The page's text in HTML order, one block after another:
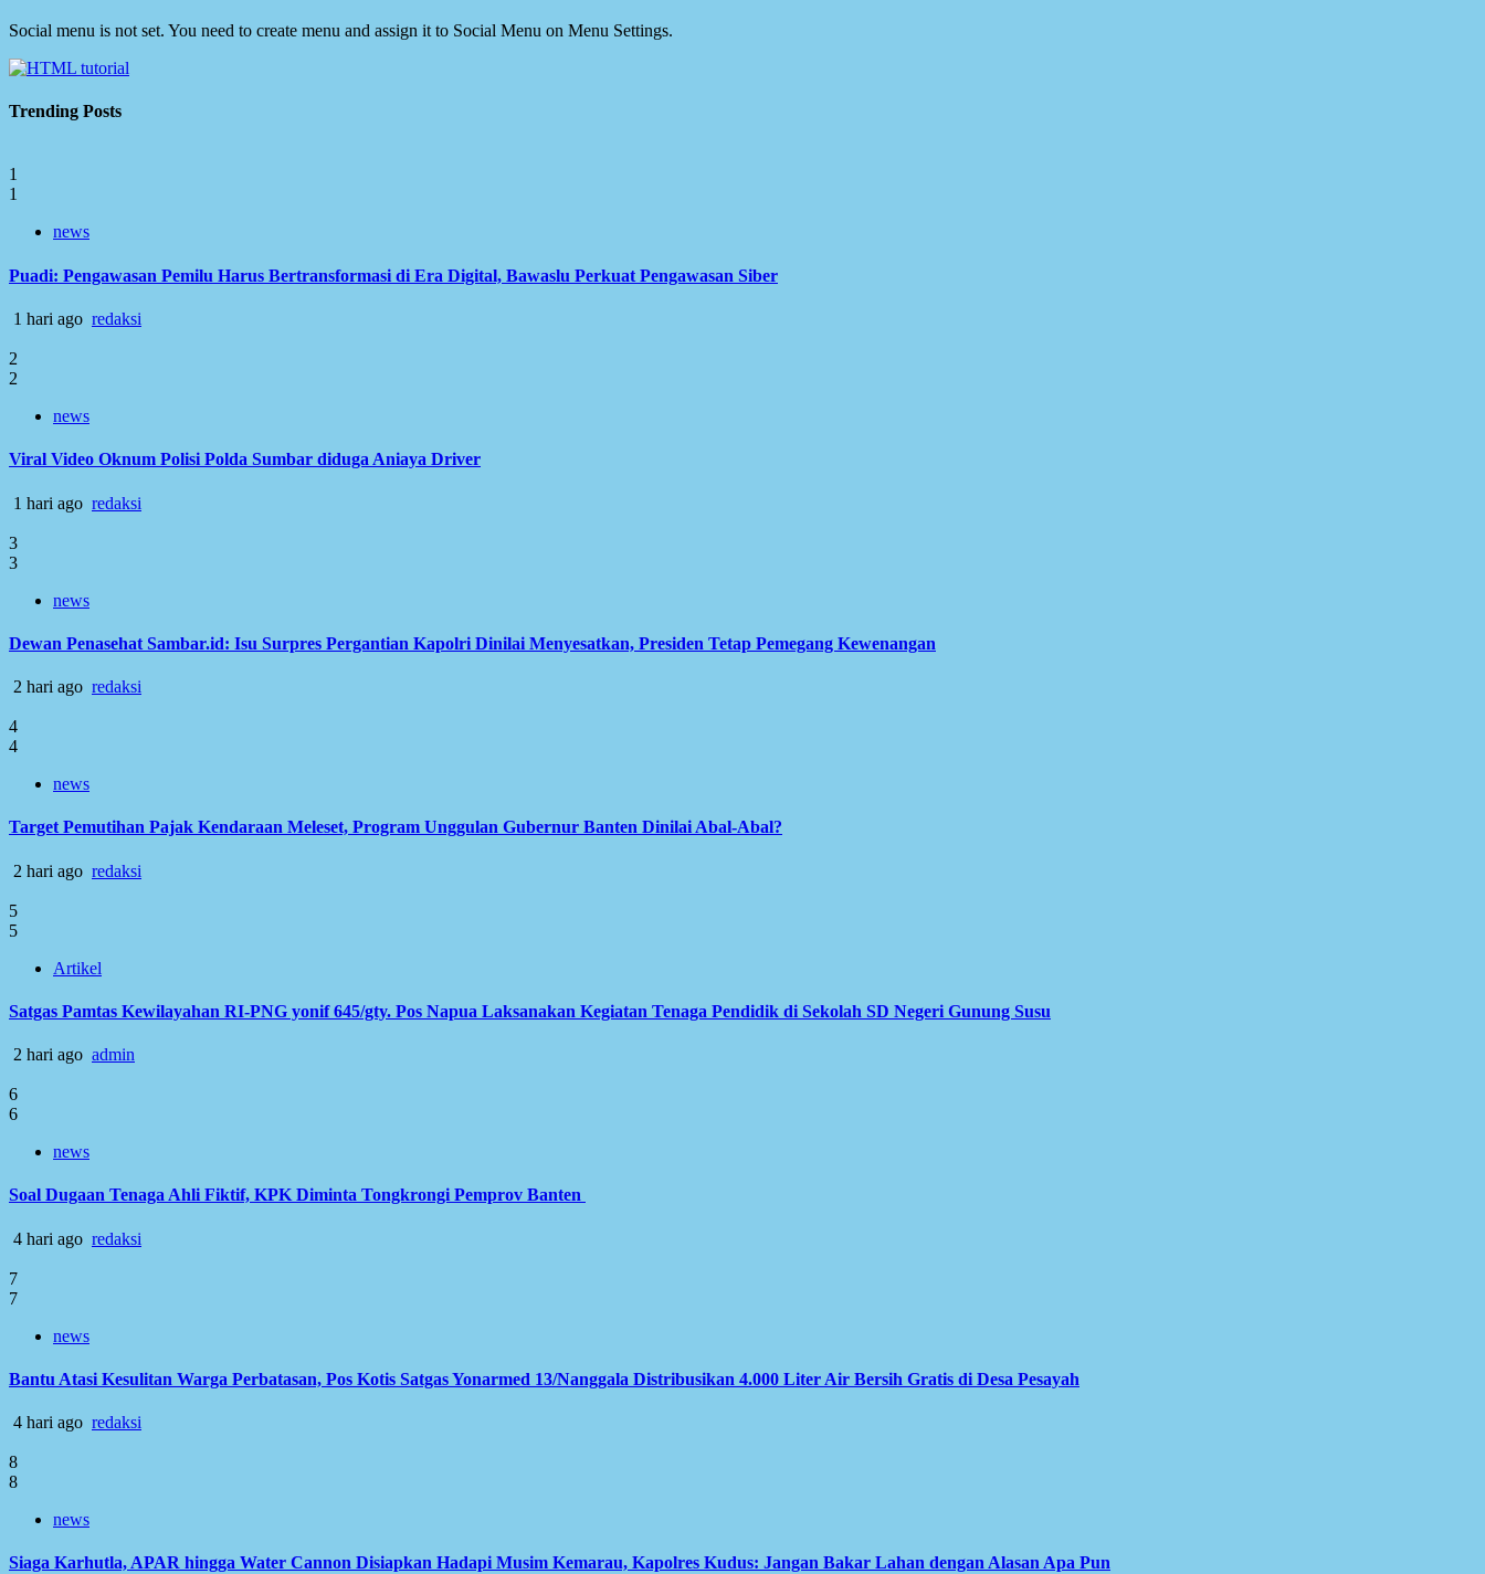
Social menu is not set. You need to create menu and assign it to Social Menu on Menu Settings.
Trending Posts
1
1
news
Puadi: Pengawasan Pemilu Harus Bertransformasi di Era Digital, Bawaslu Perkuat Pengawasan Siber
1 hari ago redaksi
2
2
news
Viral Video Oknum Polisi Polda Sumbar diduga Aniaya Driver
1 hari ago redaksi
3
3
news
Dewan Penasehat Sambar.id: Isu Surpres Pergantian Kapolri Dinilai Menyesatkan, Presiden Tetap Pemegang Kewenangan
2 hari ago redaksi
4
4
news
Target Pemutihan Pajak Kendaraan Meleset, Program Unggulan Gubernur Banten Dinilai Abal-Abal?
2 hari ago redaksi
5
5
Artikel
Satgas Pamtas Kewilayahan RI-PNG yonif 645/gty. Pos Napua Laksanakan Kegiatan Tenaga Pendidik di Sekolah SD Negeri Gunung Susu
2 hari ago admin
6
6
news
Soal Dugaan Tenaga Ahli Fiktif, KPK Diminta Tongkrongi Pemprov Banten
4 hari ago redaksi
7
7
news
Bantu Atasi Kesulitan Warga Perbatasan, Pos Kotis Satgas Yonarmed 13/Nanggala Distribusikan 4.000 Liter Air Bersih Gratis di Desa Pesayah
4 hari ago redaksi
8
8
news
Siaga Karhutla, APAR hingga Water Cannon Disiapkan Hadapi Musim Kemarau, Kapolres Kudus: Jangan Bakar Lahan dengan Alasan Apa Pun